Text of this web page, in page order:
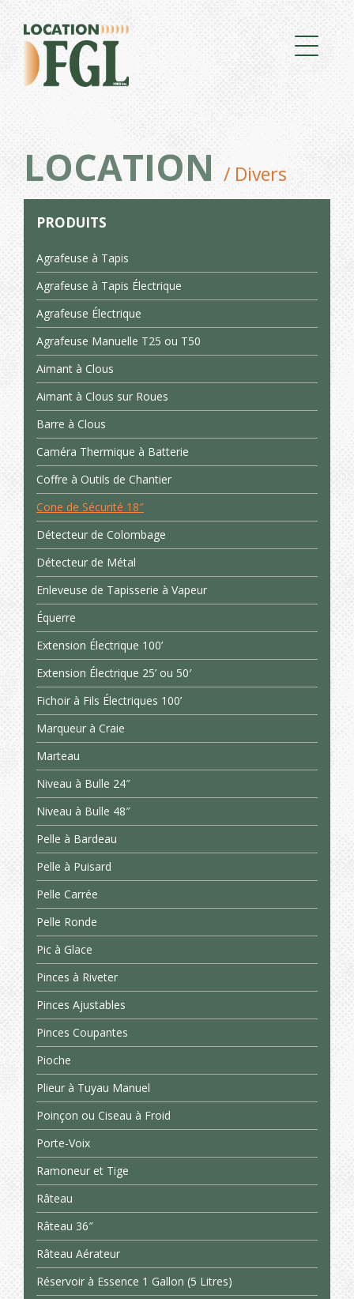
LOCATION / Divers
PRODUITS
Agrafeuse à Tapis
Agrafeuse à Tapis Électrique
Agrafeuse Électrique
Agrafeuse Manuelle T25 ou T50
Aimant à Clous
Aimant à Clous sur Roues
Barre à Clous
Caméra Thermique à Batterie
Coffre à Outils de Chantier
Cone de Sécurité 18″
Détecteur de Colombage
Détecteur de Métal
Enleveuse de Tapisserie à Vapeur
Équerre
Extension Électrique 100’
Extension Électrique 25’ ou 50′
Fichoir à Fils Électriques 100’
Marqueur à Craie
Marteau
Niveau à Bulle 24″
Niveau à Bulle 48″
Pelle à Bardeau
Pelle à Puisard
Pelle Carrée
Pelle Ronde
Pic à Glace
Pinces à Riveter
Pinces Ajustables
Pinces Coupantes
Pioche
Plieur à Tuyau Manuel
Poinçon ou Ciseau à Froid
Porte-Voix
Ramoneur et Tige
Râteau
Râteau 36″
Râteau Aérateur
Réservoir à Essence 1 Gallon (5 Litres)